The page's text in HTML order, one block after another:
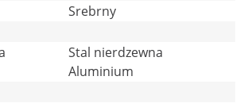
Srebrny
Stal nierdzewna
Aluminium